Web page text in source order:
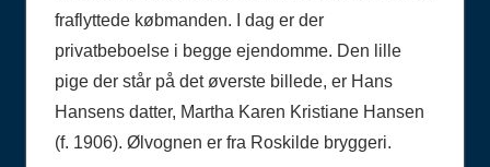
fraflyttede købmanden. I dag er der
privatbeboelse i begge ejendomme. Den lille
pige der står på det øverste billede, er Hans
Hansens datter, Martha Karen Kristiane Hansen
(f. 1906). Ølvognen er fra Roskilde bryggeri.